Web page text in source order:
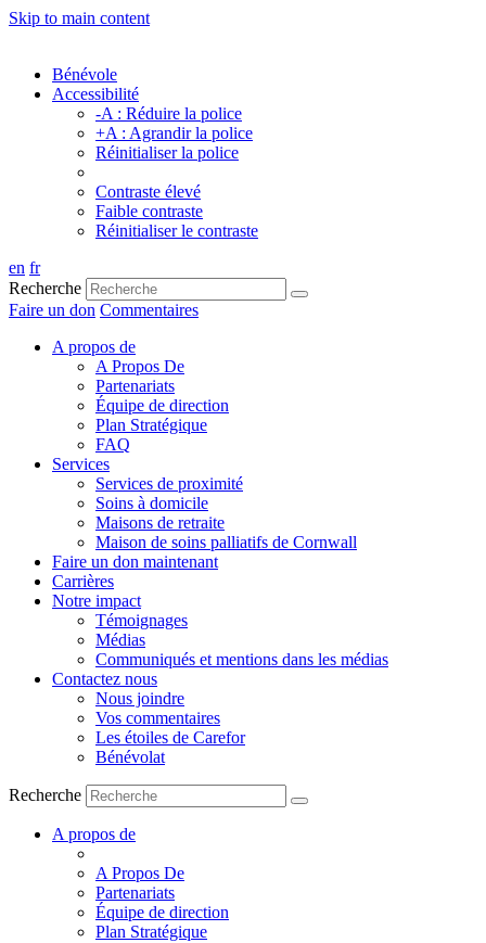
Skip to main content
Bénévole
Accessibilité
-A : Réduire la police
+A : Agrandir la police
Réinitialiser la police
Contraste élevé
Faible contraste
Réinitialiser le contraste
en fr
Recherche
Faire un don Commentaires
A propos de
A Propos De
Partenariats
Équipe de direction
Plan Stratégique
FAQ
Services
Services de proximité
Soins à domicile
Maisons de retraite
Maison de soins palliatifs de Cornwall
Faire un don maintenant
Carrières
Notre impact
Témoignages
Médias
Communiqués et mentions dans les médias
Contactez nous
Nous joindre
Vos commentaires
Les étoiles de Carefor
Bénévolat
Recherche
A propos de
A Propos De
Partenariats
Équipe de direction
Plan Stratégique